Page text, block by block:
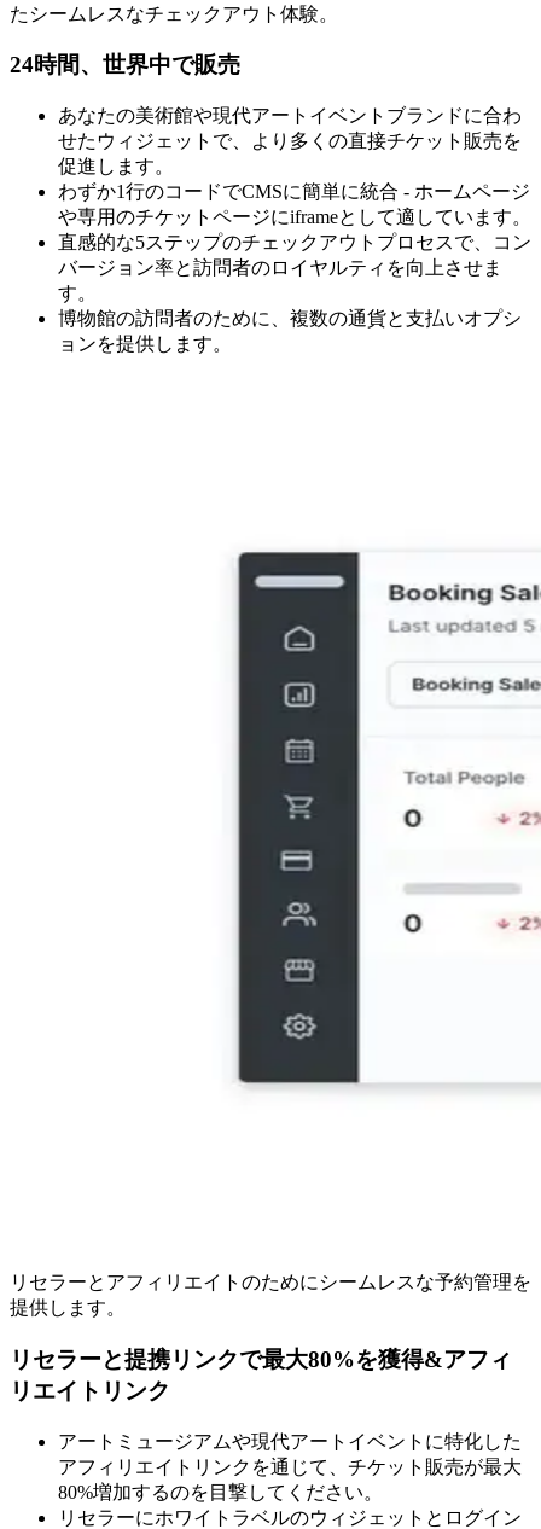
たシームレスなチェックアウト体験。
24時間、世界中で販売
あなたの美術館や現代アートイベントブランドに合わ
せたウィジェットで、より多くの直接チケット販売を
促進します。
わずか1行のコードでCMSに簡単に統合 - ホームページ
や専用のチケットページにiframeとして適しています。
直感的な5ステップのチェックアウトプロセスで、コン
バージョン率と訪問者のロイヤルティを向上させま
す。
博物館の訪問者のために、複数の通貨と支払いオプシ
ョンを提供します。
リセラーとアフィリエイトのためにシームレスな予約管理を
提供します。
リセラーと提携リンクで最大80%を獲得&アフィ
リエイトリンク
アートミュージアムや現代アートイベントに特化した
アフィリエイトリンクを通じて、チケット販売が最大
80%増加するのを目撃してください。
リセラーにホワイトラベルのウィジェットとログイン